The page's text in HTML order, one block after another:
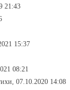
21:43
15:37
08:21
07.10.2020 14:08